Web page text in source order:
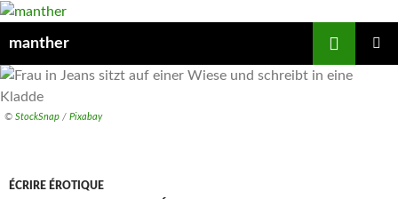
manther
AU
CONTENU
© StockSnap / Pixabay
ÉCRIRE ÉROTIQUE